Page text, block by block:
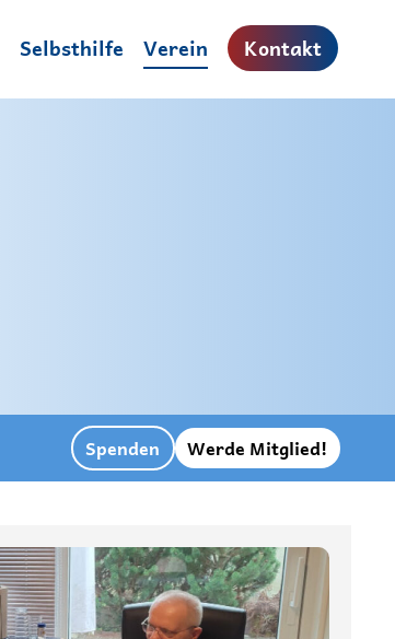
Selbsthilfe Verein Kontakt
Spenden Werde Mitglied!